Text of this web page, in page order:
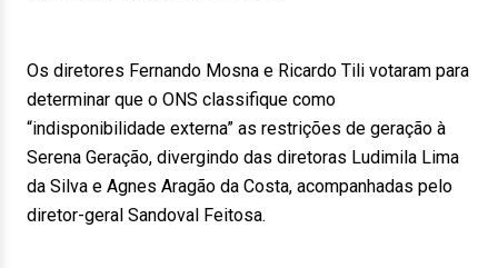
Os diretores Fernando Mosna e Ricardo Tili votaram para
determinar que o ONS classifique como
“indisponibilidade externa” as restrições de geração à
Serena Geração, divergindo das diretoras Ludimila Lima
da Silva e Agnes Aragão da Costa, acompanhadas pelo
diretor-geral Sandoval Feitosa.